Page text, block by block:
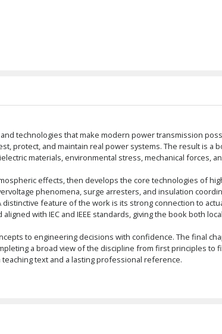
technologies that make modern power transmission
protect, and maintain real power systems. The result is a
materials, environmental stress, mechanical forces,
effects, then develops the core technologies of
phenomena, surge arresters, and insulation
feature of the work is its strong connection to
with IEC and IEEE standards, giving the book both
to engineering decisions with confidence. The final
a broad view of the discipline from first principles to
text and a lasting professional reference.